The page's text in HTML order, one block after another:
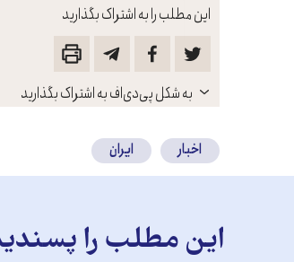
این مطلب را به اشتراک بگذارید
باز
کنید
به شکل پی‌دی‌اف به اشتراک بگذارید
اخبار ایران
این مطلب را